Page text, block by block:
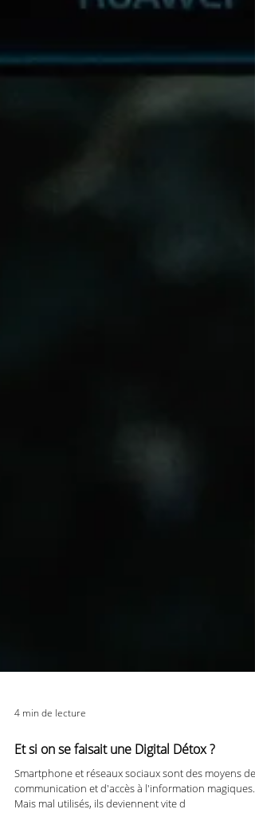
4 min de lecture
Et si on se faisait une Digital Détox ?
Smartphone et réseaux sociaux sont des moyens de